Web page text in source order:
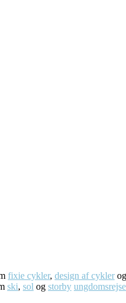
fixie cykler, design af cyklerog
ski, sol og storby